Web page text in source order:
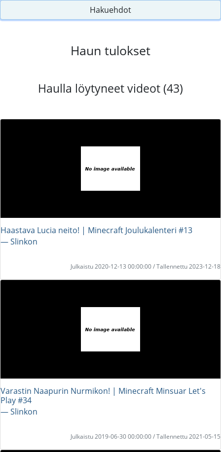
Hakuehdot
Haun tulokset
Haulla löytyneet videot (43)
Haastava Lucia neito! | Minecraft Joulukalenteri #13
― Slinkon
Julkaistu 2020-12-13 00:00:00 / Tallennettu 2023-12-18
Varastin Naapurin Nurmikon! | Minecraft Minsuar Let's
Play #34
― Slinkon
Julkaistu 2019-06-30 00:00:00 / Tallennettu 2021-05-15